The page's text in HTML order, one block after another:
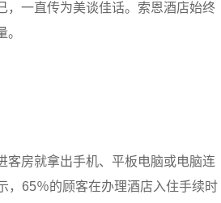
，一直传为美谈佳话。索恩酒店始终
客房就拿出手机、平板电脑或电脑连
，65％的顾客在办理酒店入住手续时